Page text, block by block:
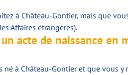
à Château-Gontier, mais que
Affaires étrangères).
acte de naissance en
né à Château-Gontier et que vous